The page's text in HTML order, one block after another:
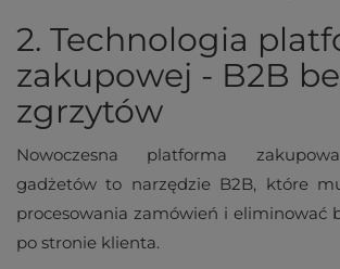
2. Technologia
zakupowej - B2B
zgrzytów
Nowoczesna platforma
gadżetów to narzędzie B2B, które
procesowania zamówień i eliminować
po stronie klienta.